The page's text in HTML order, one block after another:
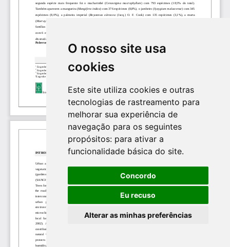
O nosso site usa
cookies
Este site utiliza cookies e outras
tecnologias de rastreamento para
melhorar sua experiência de
navegação para os seguintes
propósitos: para ativar a
funcionalidade básica do site.
Concordo
Eu recuso
Alterar as minhas preferências